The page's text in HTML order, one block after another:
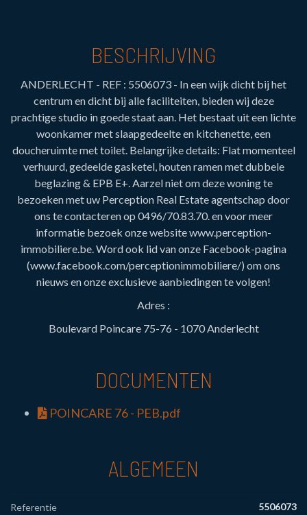
BESCHRIJVING
ANDERLECHT - REF : 5506073 - In een wijk dicht bij het
centrum en dicht bij alle faciliteiten, bieden wij deze
prachtige studio in goede staat aan. Het bestaat uit een lichte
woonkamer met slaapgedeelte en kitchenette, een
doucheruimte met toilet. Belangrijke details: Flat momenteel
verhuurd, gedeelde gasketel, houten ramen met dubbele
beglazing & EPB E+. Aarzel niet om deze woning te
bezoeken met uw Perception Real Estate agentschap door
ons te contacteren op 0496/70.83.70. en voor meer
informatie bezoek onze website www.perception-
immobiliere.be. Word ook lid van onze Facebook-pagina
(www.facebook.com/perceptionimmobiliere/) om ons
nieuws en onze exclusieve aanbiedingen te volgen!
Adres :
Boulevard Poincare 75-76 - 1070 Anderlecht
DOCUMENTEN
POINCARE 76 - PEB.pdf
ALGEMEEN
Referentie
5506073